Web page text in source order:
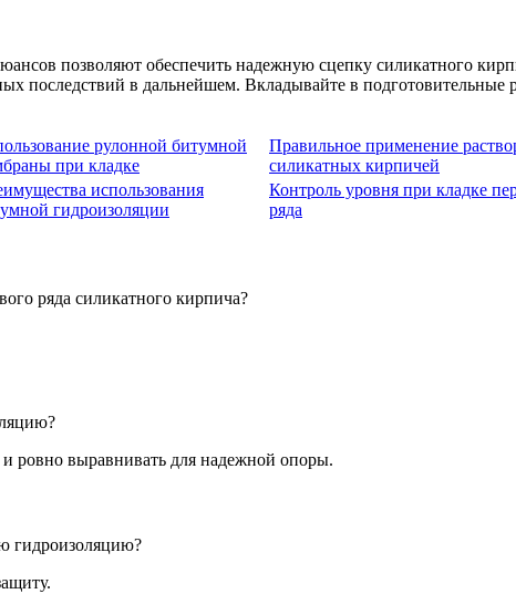
позволяют обеспечить надежную сцепку силикатного
последствий в дальнейшем. Вкладывайте в
рулонной битумной
при кладке
Правильное применение
силикатных кирпичей
использования
гидроизоляции
Контроль уровня при кладке
ряда
ряда силикатного кирпича?
ровно выравнивать для надежной опоры.
гидроизоляцию?